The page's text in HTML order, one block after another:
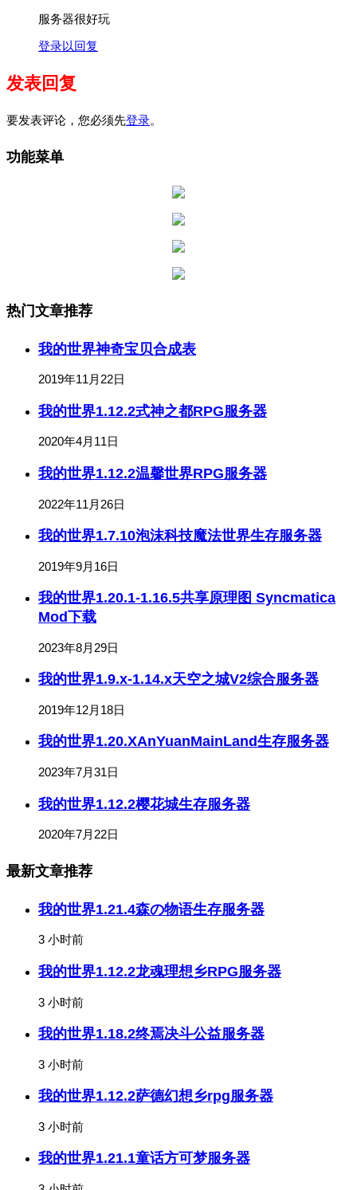
服务器很好玩
登录以回复
发表回复
要发表评论，您必须先登录。
功能菜单
热门文章推荐
我的世界神奇宝贝合成表
2019年11月22日
我的世界1.12.2式神之都RPG服务器
2020年4月11日
我的世界1.12.2温馨世界RPG服务器
2022年11月26日
我的世界1.7.10泡沫科技魔法世界生存服务器
2019年9月16日
我的世界1.20.1-1.16.5共享原理图 Syncmatica
Mod下载
2023年8月29日
我的世界1.9.x-1.14.x天空之城V2综合服务器
2019年12月18日
我的世界1.20.XAnYuanMainLand生存服务器
2023年7月31日
我的世界1.12.2樱花城生存服务器
2020年7月22日
最新文章推荐
我的世界1.21.4森の物语生存服务器
3 小时前
我的世界1.12.2龙魂理想乡RPG服务器
3 小时前
我的世界1.18.2终焉决斗公益服务器
3 小时前
我的世界1.12.2萨德幻想乡rpg服务器
3 小时前
我的世界1.21.1童话方可梦服务器